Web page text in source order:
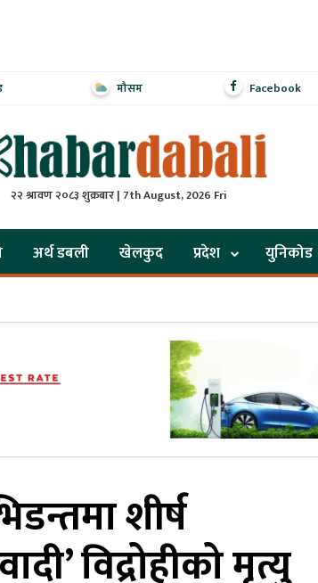
मौसम Facebook
२२ श्रावण २०८३ शुक्रबार | 7th August, 2026 Fri
अर्थ डबली खेलकुद प्रदेश युनिकोड
शीर्ष
विद्रोहीको मृत्यु